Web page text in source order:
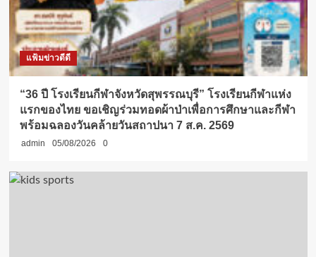
แฟ้มข่าวดีดี
“36 ปี โรงเรียนกีฬาจังหวัดสุพรรณบุรี” โรงเรียนกีฬาแห่ง
แรกของไทย ขอเชิญร่วมทอดผ้าป่าเพื่อการศึกษาและกีฬา
พร้อมฉลองวันคล้ายวันสถาปนา 7 ส.ค. 2569
admin 05/08/2026 0